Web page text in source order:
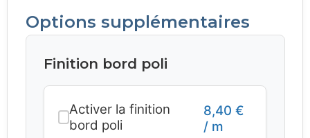
Options supplémentaires
Finition bord poli
Activer la finition
bord poli
8,40€
/ m